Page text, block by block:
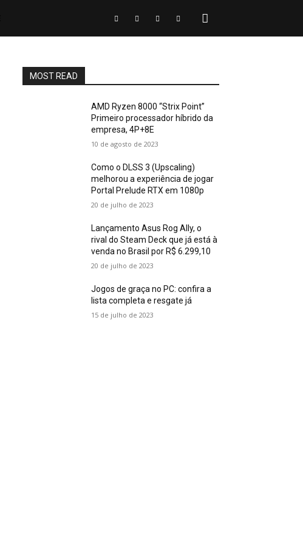
MOST READ
AMD Ryzen 8000 “Strix Point”
Primeiro processador híbrido da
empresa, 4P+8E
10 de agosto de 2023
Como o DLSS 3 (Upscaling)
melhorou a experiência de jogar
Portal Prelude RTX em 1080p
20 de julho de 2023
Lançamento Asus Rog Ally, o
rival do Steam Deck que já está à
venda no Brasil por R$ 6.299,10
20 de julho de 2023
Jogos de graça no PC: confira a
lista completa e resgate já
15 de julho de 2023